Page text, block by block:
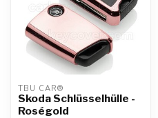
TBU CAR®
Skoda Schlüsselhülle -
Roségold